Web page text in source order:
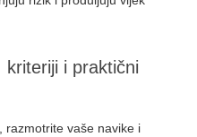
kriteriji i praktični
razmotrite vaše navike i